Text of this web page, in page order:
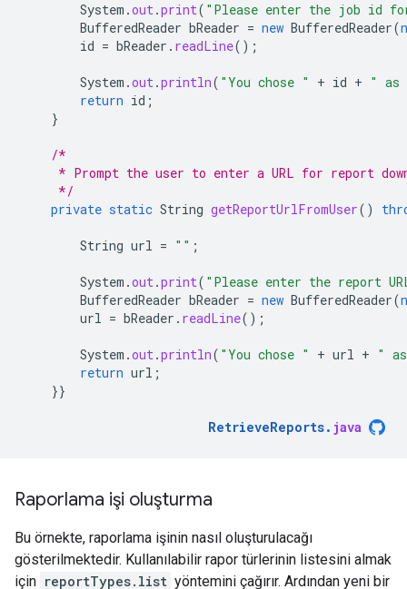
System .out.print( "Please enter the job id
BufferedReader bReader = new BufferedReader(
id = bReader . readLine();
System .out.println( "You chose " + id + " as
return id ;
}
/*
* Prompt the user to enter a URL for report
     */
private static String getReportUrlFromUser()
String url = "" ;
System .out.print( "Please enter the report
BufferedReader bReader = new BufferedReader(
url = bReader . readLine();
System .out.println( "You chose " + url + "
return url ;
}}
RetrieveReports. java
Raporlama işi oluşturma
Bu örnekte, raporlama işinin nasıl oluşturulacağı
gösterilmektedir. Kullanılabilir rapor türlerinin listesini almak
için reportTypes.list yöntemini çağırır. Ardından yeni bir